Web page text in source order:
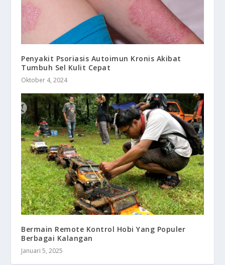
Penyakit Psoriasis Autoimun Kronis Akibat
Tumbuh Sel Kulit Cepat
Oktober 4, 2024
Bermain Remote Kontrol Hobi Yang Populer
Berbagai Kalangan
Januari 5, 2025